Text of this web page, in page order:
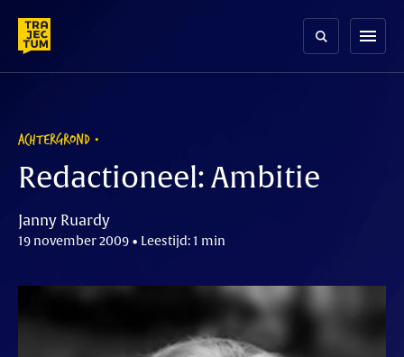
content
menu
ACHTERGROND
Redactioneel: Ambitie
Janny Ruardy
19 november 2009 • Leestijd: 1 min